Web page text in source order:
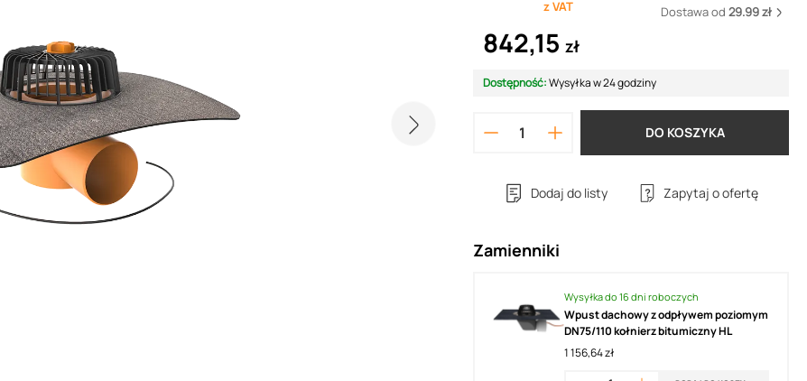
z VAT Dostawa od 29.99 zł
842,15 zł
Dostępność:Wysyłka w 24 godziny
DO KOSZYKA
Dodaj do listy Zapytaj o ofertę
Zamienniki
Wysyłka do 16 dni roboczych
Wpust dachowy z odpływem poziomym
DN75/110 kołnierz bitumiczny HL
1 156,64 zł